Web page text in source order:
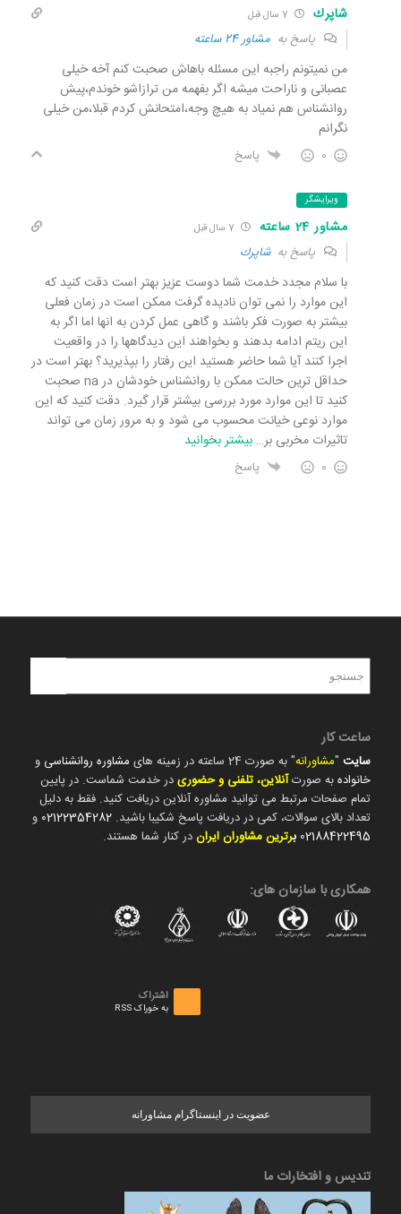
شاپرك
پاسخ به مشاور 24 ساعته
من نميتونم راجبه اين مسئله باهاش صحبت كنم آخه خيلى
عصبانى و ناراحت ميشه اگر بفهمه من ترازاشو خوندم،پيش
روانشناس هم نمياد به هيچ وجه،امتحانش كردم قبلا،من خيلى
نگرانم
0 پاسخ
ویرایشگر
مشاور 24 ساعته
پاسخ بهشاپرك
با سلام مجدد خدمت شما دوست عزیز بهتر است دقت کنید که
این موارد را نمی توان نادیده گرفت ممکن است در زمان فعلی
بیشتر به صورت فکر باشند و گاهی عمل کردن به انها اما اگر به
این ریتم ادامه بدهند و بخواهند این دیدگاهها را در واقعیت
اجرا کنند آیا شما حاضر هستید این رفتار را بپذیرید؟ بهتر است در
حداقل ترین حالت ممکن با روانشناس خودشان در na صحبت
کنید تا این موارد مورد بررسی بیشتر قرار گیرد. دقت کنید که این
موارد نوعی خیانت محسوب می شود و به مرور زمان می تواند
تاثیرات مخربی بر… بیشتر بخوانید
0 پاسخ
ساعت کار
سایت"مشاورانه" به صورت 24 ساعته در زمینه های مشاوره روانشناسی و
خانوادهبه صورتآنلاین، تلفنی و حضوریدر خدمت شماست. در پایین
تمام صفحات مرتبط می توانید مشاوره آنلاین دریافت کنید. فقط به دلیل
تعداد بالای سوالات، کمی در دریافت پاسخ شکیبا باشید. 02122354282 و
02188422495 برترین مشاوران ایراندر کنار شما هستند.
همکاری با سازمان های:
اشتراک
به خوراک RSS
عضویت در اینستاگرام مشاورانه
تندیس و افتخارات ما